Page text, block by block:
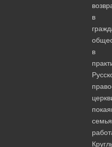
в
в